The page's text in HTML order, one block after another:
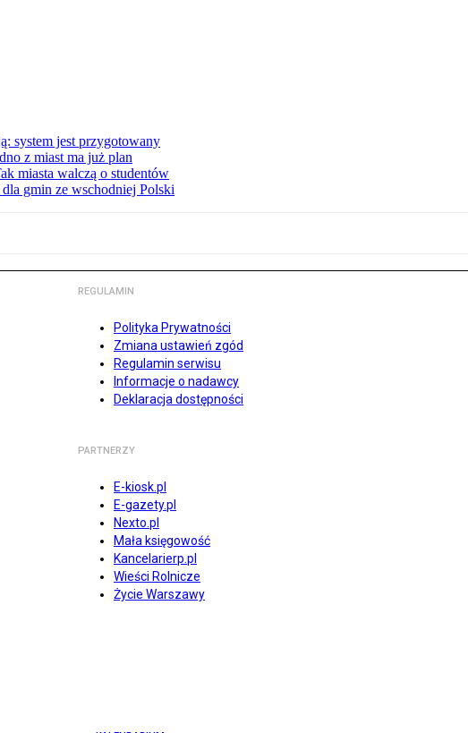
system jest przygotowany
z miast ma już plan
miasta walczą o studentów
gmin ze wschodniej Polski
REGULAMIN
Polityka Prywatności
Zmiana ustawień zgód
Regulamin serwisu
Informacje o nadawcy
Deklaracja dostępności
PARTNERZY
E-kiosk.pl
E-gazety.pl
Nexto.pl
Mała księgowość
Kancelarierp.pl
Wieści Rolnicze
Życie Warszawy